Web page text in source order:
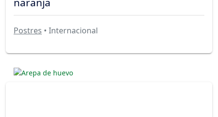
Postres • Internacional